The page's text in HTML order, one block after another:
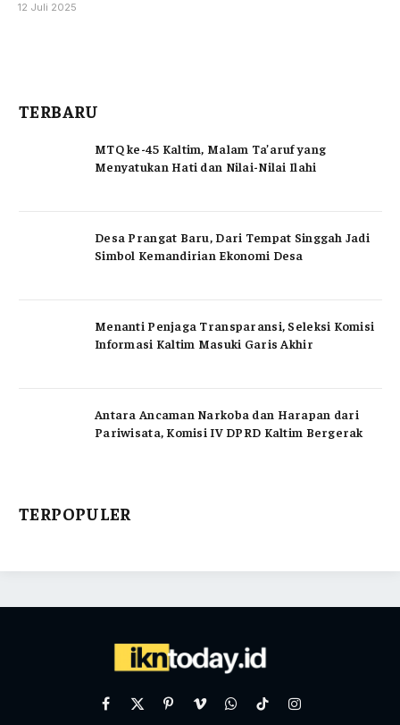
12 Juli 2025
TERBARU
MTQ ke-45 Kaltim, Malam Ta’aruf yang
Menyatukan Hati dan Nilai-Nilai Ilahi
Desa Prangat Baru, Dari Tempat Singgah Jadi
Simbol Kemandirian Ekonomi Desa
Menanti Penjaga Transparansi, Seleksi Komisi
Informasi Kaltim Masuki Garis Akhir
Antara Ancaman Narkoba dan Harapan dari
Pariwisata, Komisi IV DPRD Kaltim Bergerak
TERPOPULER
Facebook
X
PinterestVimeoWhatsAppTikTokInstagram